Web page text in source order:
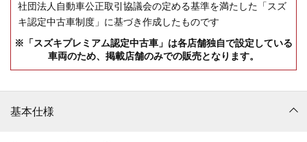
社団法人自動車公正取引協議会の定める基準を満たした「スズ
キ認定中古車制度」に基づき作成したものです
※「スズキプレミアム認定中古車」は各店舗独自で設定している
車両のため、掲載店舗のみでの販売となります。
基本仕様